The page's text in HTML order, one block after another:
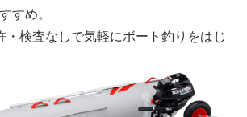
すめ。
・検査なしで気軽にボート釣りをはじ